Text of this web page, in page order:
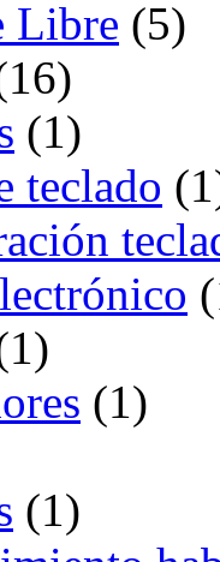
Libre (5)
(1)
teclado
(1)
(1)